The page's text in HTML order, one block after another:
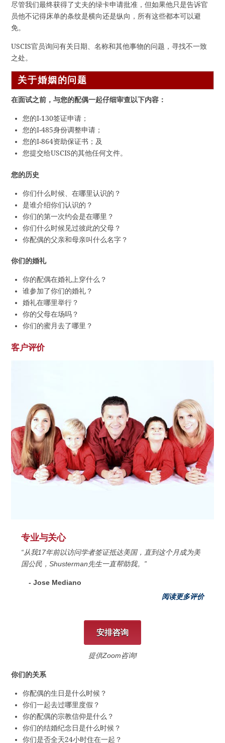
尽管我们最终获得了丈夫的绿卡申请批准，但如果他只是告诉官
员他不记得床单的条纹是横向还是纵向，所有这些都本可以避
免。
USCIS官员询问有关日期、名称和其他事物的问题，寻找不一致
之处。
关于婚姻的问题
在面试之前，与您的配偶一起仔细审查以下内容：
您的I-130签证申请；
您的I-485身份调整申请；
您的I-864资助保证书；及
您提交给USCIS的其他任何文件。
您的历史
你们什么时候、在哪里认识的？
是谁介绍你们认识的？
你们的第一次约会是在哪里？
你们什么时候见过彼此的父母？
你配偶的父亲和母亲叫什么名字？
你们的婚礼
你的配偶在婚礼上穿什么？
谁参加了你们的婚礼？
婚礼在哪里举行？
你的父母在场吗？
你们的蜜月去了哪里？
客户评价
专业与关心
“从我17年前以访问学者签证抵达美国，直到这个月成为美
国公民，Shusterman先生一直帮助我。”
- Jose Mediano
阅读更多评价
安排咨询
提供Zoom咨询!
你们的关系
你配偶的生日是什么时候？
你们一起去过哪里度假？
你的配偶的宗教信仰是什么？
你们的结婚纪念日是什么时候？
你们是否全天24小时住在一起？